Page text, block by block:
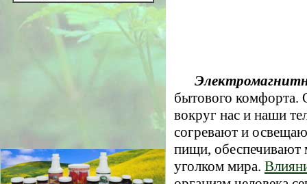
бытового комфорта.
вокруг нас и наши
согревают и
пищи,
уголком мира.